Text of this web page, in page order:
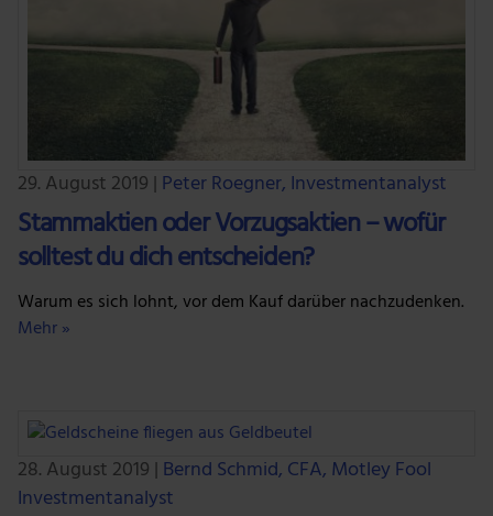
29. August 2019 | Peter Roegner, Investmentanalyst
Stammaktien oder Vorzugsaktien – wofür
solltest du dich entscheiden?
Warum es sich lohnt, vor dem Kauf darüber nachzudenken.
Mehr »
28. August 2019 | Bernd Schmid, CFA, Motley Fool
Investmentanalyst